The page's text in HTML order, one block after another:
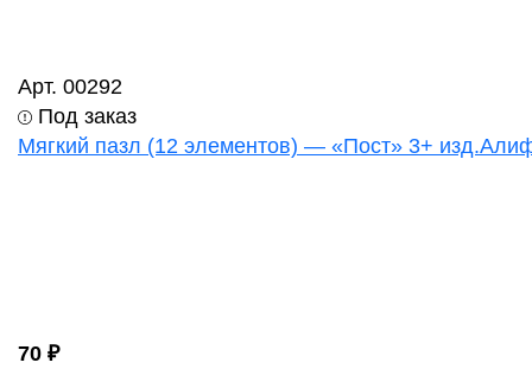
Арт. 00292
Под заказ
Мягкий пазл (12 элементов) — «Пост» 3+
70 ₽